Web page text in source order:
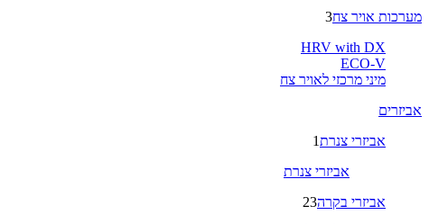
מערכות אויר צח3
HRV with DX
ECO-V
מיני מרכזי לאויר צח
אביזרים
אביזרי צנרת1
אביזרי צנרת
אביזרי בקרה23